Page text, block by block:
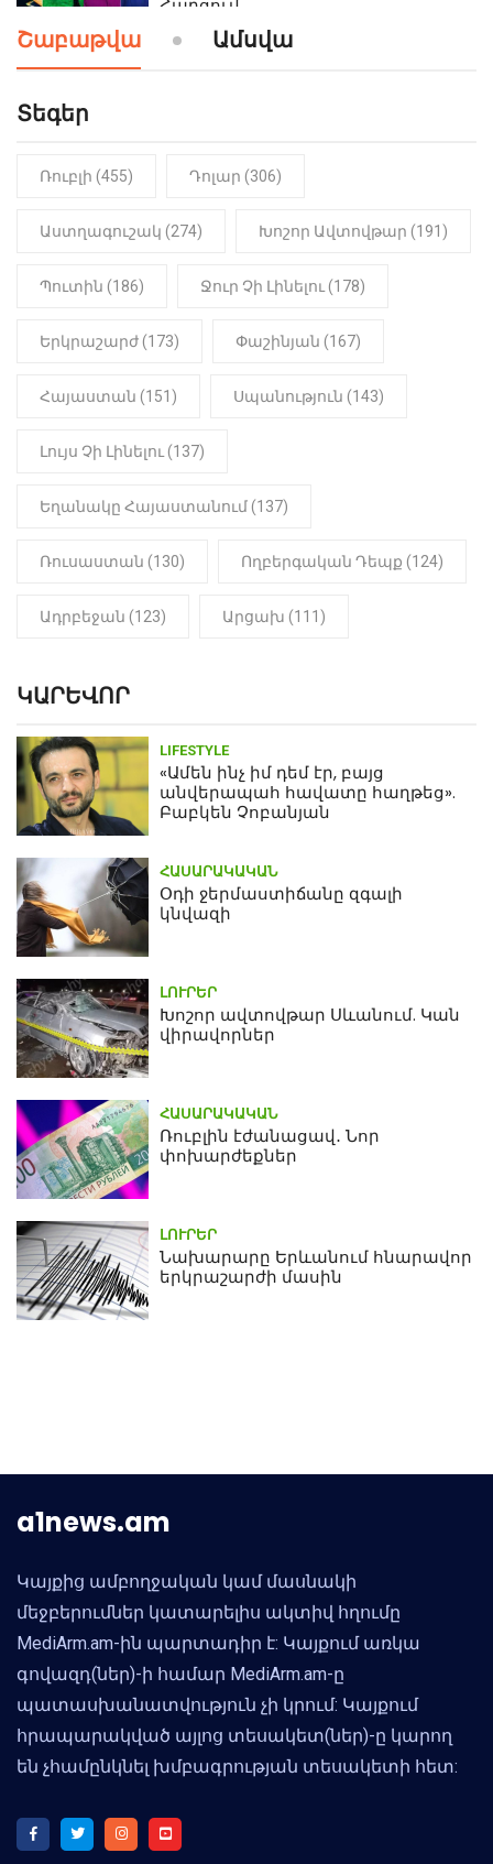
ԼՈՒՐԵՐ 19:15
կսահմանվի․ Հայտնի է՝ ովքեր են
օգտվելու դրանից
Ինչու է Վիվիեն Բաստաջյանը
նկարահանումների ընթացքում
(Տեսանյութ)
Շաբաթվա Ամսվա
Տեգեր
Ռուբլի (455) Դոլար (306)
Աստղագուշակ (274) Խոշոր Ավտովթար (191)
Պուտին (186) Ջուր Չի Լինելու (178)
Երկրաշարժ (173) Փաշինյան (167)
Հայաստան (151) Սպանություն (143)
Լույս Չի Լինելու (137)
Եղանակը Հայաստանում (137)
Ռուսաստան (130) Ողբերգական Դեպք (124)
Ադրբեջան (123) Արցախ (111)
ԿԱՐԵՎՈՐ
LIFESTYLE
«Ամեն ինչ իմ դեմ էր, բայց
անվերապահ հավատը հաղթեց».
Բաբկեն Չոբանյան
ՀԱՍԱՐԱԿԱԿԱՆ
Օդի ջերմաստիճանը զգալի
կնվազի
ԼՈՒՐԵՐ
Խոշոր ավտովթար Սևանում. Կան
վիրավորներ
ՀԱՍԱՐԱԿԱԿԱՆ
Ռուբլին էժանացավ․ Նոր
փոխարժեքներ
ԼՈՒՐԵՐ
Նախարարը Երևանում հնարավոր
երկրաշարժի մասին
a1news.am
Կայքից ամբողջական կամ մասնակի
մեջբերումներ կատարելիս ակտիվ հղումը
MediArm.am-ին պարտադիր է: Կայքում առկա
գովազդ(ներ)-ի համար MediArm.am-ը
պատասխանատվություն չի կրում: Կայքում
հրապարակված այլոց տեսակետ(ներ)-ը կարող
են չհամընկնել խմբագրության տեսակետի հետ: